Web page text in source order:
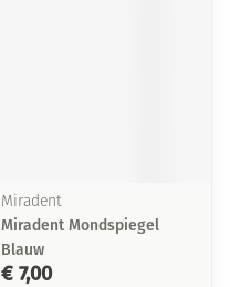
Miradent
Miradent Mondspiegel
Blauw
€ 7,00